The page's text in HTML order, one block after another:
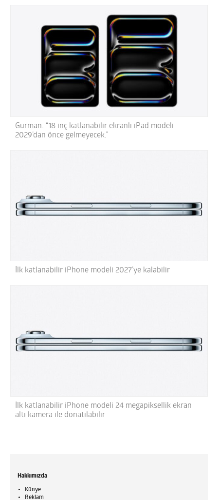
Gurman: “18 inç katlanabilir ekranlı iPad modeli
2029’dan önce gelmeyecek.”
İlk katlanabilir iPhone modeli 2027’ye kalabilir
İlk katlanabilir iPhone modeli 24 megapiksellik ekran
altı kamera ile donatılabilir
Hakkımızda
Künye
Reklam